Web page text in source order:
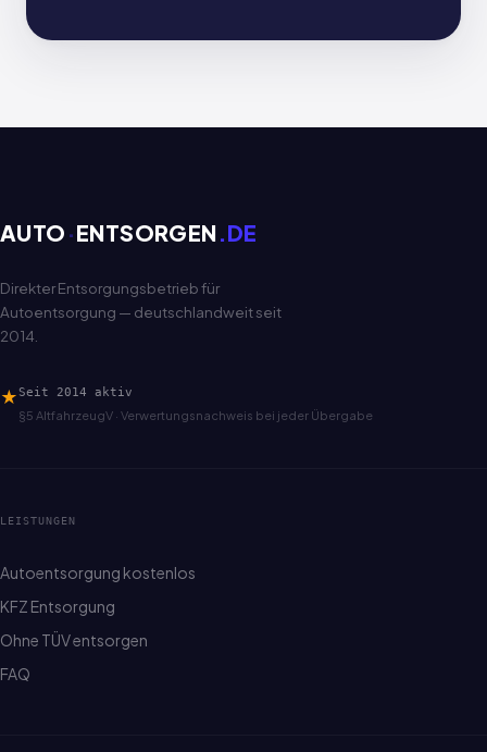
AUTO ·ENTSORGEN .DE
Direkter Entsorgungsbetrieb für
Autoentsorgung — deutschlandweit seit
2014.
★ Seit 2014 aktiv
§5 AltfahrzeugV · Verwertungsnachweis bei jeder Übergabe
LEISTUNGEN
Autoentsorgung kostenlos
KFZ Entsorgung
Ohne TÜV entsorgen
FAQ